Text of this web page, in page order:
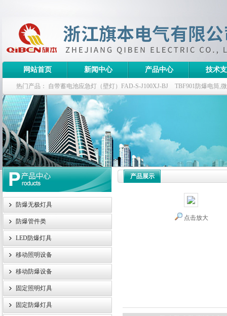
浙江旗本电气有限公司
网站首页 新闻中心 产品中心 技术
热门产品： 自带蓄电池应急灯（壁灯）FAD-S-J100XJ-BJ TBF901防爆电筒,
栏式无极灯 G9960-W120W长寿无极工厂灯,三防无极灯
防爆泛光灯
防爆无极灯具
防爆管件类
LED防爆灯具
移动照明设备
移动防爆设备
固定照明灯具
固定防爆灯具
产品展示
点击放大